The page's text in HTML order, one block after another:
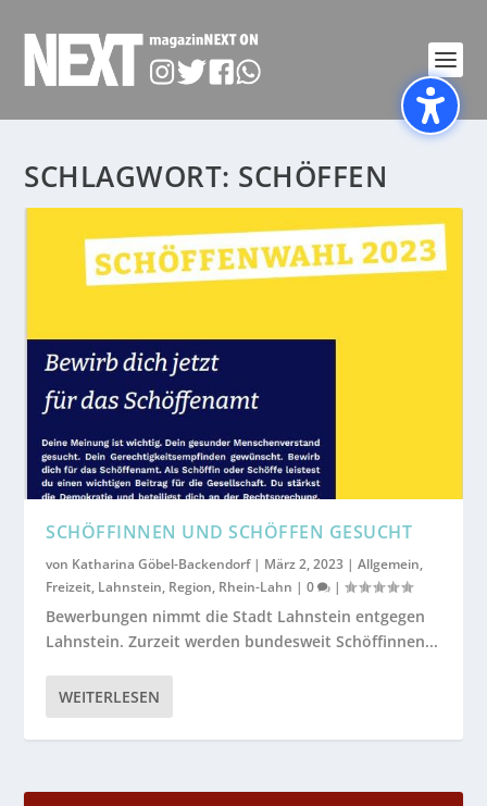
SCHLAGWORT: SCHÖFFEN
SCHÖFFINNEN UND SCHÖFFEN GESUCHT
von Katharina Göbel-Backendorf| März 2, 2023 |Allgemein,
Freizeit, Lahnstein, Region, Rhein-Lahn |0 |
Bewerbungen nimmt die Stadt Lahnstein entgegen
Lahnstein. Zurzeit werden bundesweit Schöffinnen...
WEITERLESEN